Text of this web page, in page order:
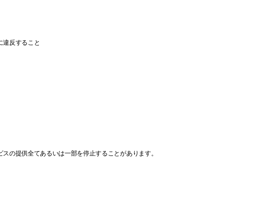
反すること
の提供全てあるいは一部を停止することがあります。